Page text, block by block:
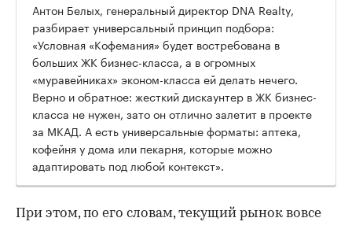
Антон Белых, генеральный директор DNA Realty,
разбирает универсальный принцип подбора:
«Условная «Кофемания» будет востребована в
больших ЖК бизнес-класса, а в огромных
«муравейниках» эконом-класса ей делать нечего.
Верно и обратное: жесткий дискаунтер в ЖК бизнес-
класса не нужен, зато он отлично залетит в проекте
за МКАД. А есть универсальные форматы: аптека,
кофейня у дома или пекарня, которые можно
адаптировать под любой контекст».
При этом, по его словам, текущий рынок вовсе